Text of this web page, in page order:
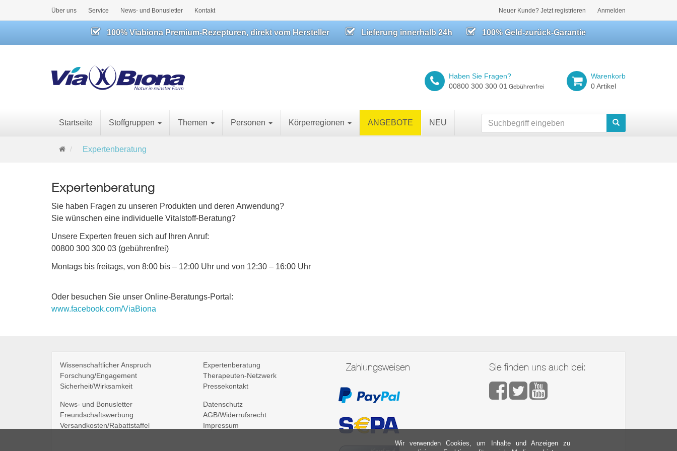
Über uns Service News- und Bonusletter Kontakt Neuer Kunde? Jetzt registrieren Anmelden
100% Viabiona Premium-Rezepturen, direkt vom Hersteller Lieferung innerhalb 24h 100% Geld-zurück-Garantie
Warenkorb
0 Artikel
Haben Sie Fragen?
00800 300 300 01 Gebührenfrei
Startseite Stoffgruppen Themen Personen Körperregionen ANGEBOTE NEU
S
t
s
i
t
e
Expertenberatung
Expertenberatung
Sie haben Fragen zu unseren Produkten und deren Anwendung?
Sie wünschen eine individuelle Vitalstoff-Beratung?
Unsere Experten freuen sich auf Ihren Anruf:
00800 300 300 03 (gebührenfrei)
Montags bis freitags, von 8:00 bis – 12:00 Uhr und von 12:30 – 16:00 Uhr
Oder besuchen Sie unser Online-Beratungs-Portal:
www.facebook.com/ViaBiona
Wissenschaftlicher Anspruch
Forschung/Engagement
Sicherheit/Wirksamkeit
News- und Bonusletter
Freundschaftswerbung
Versandkosten/Rabattstaffel
Expertenberatung
Therapeuten-Netzwerk
Pressekontakt
Datenschutz
AGB/Widerrufsrecht
Impressum
Zahlungsweisen Sie finden uns auch bei:
Facebook
TwitterYouTube
Wir verwenden Cookies, um Inhalte und Anzeigen zu